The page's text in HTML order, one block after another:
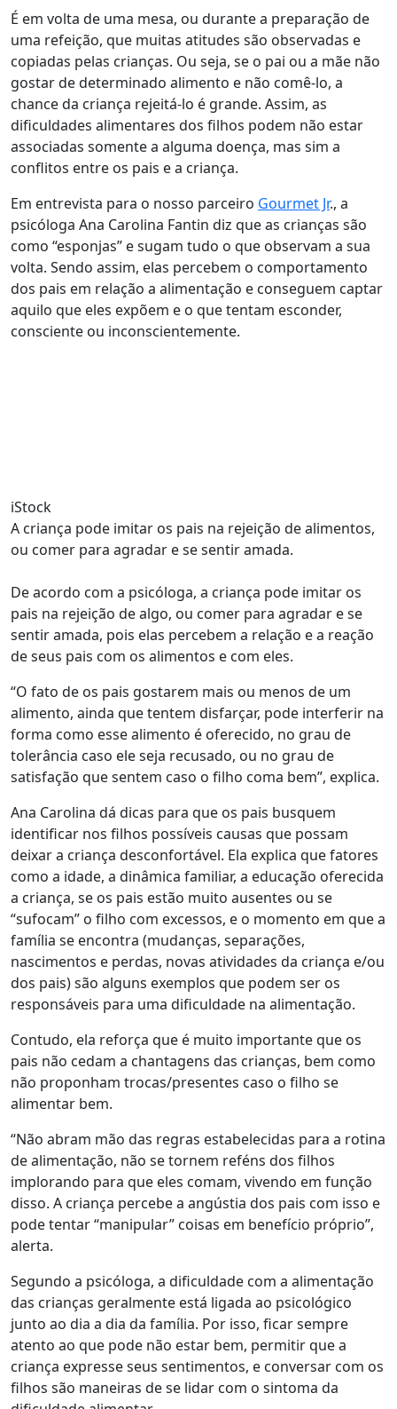
É em volta de uma mesa, ou durante a preparação de
uma refeição, que muitas atitudes são observadas e
copiadas pelas crianças. Ou seja, se o pai ou a mãe não
gostar de determinado alimento e não comê-lo, a
chance da criança rejeitá-lo é grande. Assim, as
dificuldades alimentares dos filhos podem não estar
associadas somente a alguma doença, mas sim a
conflitos entre os pais e a criança.
Em entrevista para o nosso parceiro Gourmet Jr., a
psicóloga Ana Carolina Fantin diz que as crianças são
como “esponjas” e sugam tudo o que observam a sua
volta. Sendo assim, elas percebem o comportamento
dos pais em relação a alimentação e conseguem captar
aquilo que eles expõem e o que tentam esconder,
consciente ou inconscientemente.
iStock
A criança pode imitar os pais na rejeição de alimentos,
ou comer para agradar e se sentir amada.
De acordo com a psicóloga, a criança pode imitar os
pais na rejeição de algo, ou comer para agradar e se
sentir amada, pois elas percebem a relação e a reação
de seus pais com os alimentos e com eles.
“O fato de os pais gostarem mais ou menos de um
alimento, ainda que tentem disfarçar, pode interferir na
forma como esse alimento é oferecido, no grau de
tolerância caso ele seja recusado, ou no grau de
satisfação que sentem caso o filho coma bem”, explica.
Ana Carolina dá dicas para que os pais busquem
identificar nos filhos possíveis causas que possam
deixar a criança desconfortável. Ela explica que fatores
como a idade, a dinâmica familiar, a educação oferecida
a criança, se os pais estão muito ausentes ou se
“sufocam” o filho com excessos, e o momento em que a
família se encontra (mudanças, separações,
nascimentos e perdas, novas atividades da criança e/ou
dos pais) são alguns exemplos que podem ser os
responsáveis para uma dificuldade na alimentação.
Contudo, ela reforça que é muito importante que os
pais não cedam a chantagens das crianças, bem como
não proponham trocas/presentes caso o filho se
alimentar bem.
“Não abram mão das regras estabelecidas para a rotina
de alimentação, não se tornem reféns dos filhos
implorando para que eles comam, vivendo em função
disso. A criança percebe a angústia dos pais com isso e
pode tentar “manipular” coisas em benefício próprio”,
alerta.
Segundo a psicóloga, a dificuldade com a alimentação
das crianças geralmente está ligada ao psicológico
junto ao dia a dia da família. Por isso, ficar sempre
atento ao que pode não estar bem, permitir que a
criança expresse seus sentimentos, e conversar com os
filhos são maneiras de se lidar com o sintoma da